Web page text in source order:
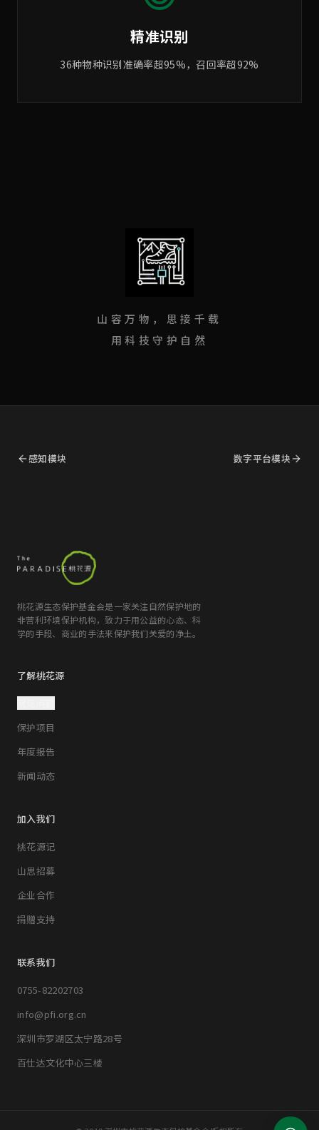
精准识别
36种物种识别准确率超95%，召回率超92%
山容万物，思接千载
用科技守护自然
感知模块 数字平台模块
桃花源生态保护基金会是一家关注自然保护地的
非营利环境保护机构，致力于用公益的心态、科
学的手段、商业的手法来保护我们关爱的净土。
了解桃花源
保护项目
年度报告
新闻动态
加入我们
桃花源记
山思招募
企业合作
捐赠支持
联系我们
0755-82202703
info@pfi.org.cn
深圳市罗湖区太宁路28号
百仕达文化中心三楼